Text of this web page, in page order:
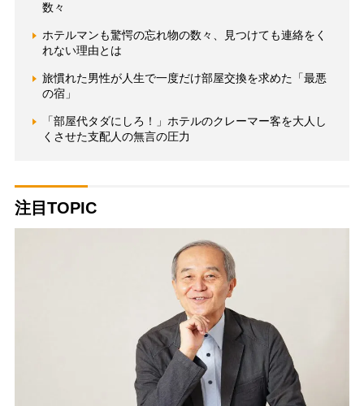
数々
ホテルマンも驚愕の忘れ物の数々、見つけても連絡をく
れない理由とは
旅慣れた男性が人生で一度だけ部屋交換を求めた「最悪
の宿」
「部屋代タダにしろ！」ホテルのクレーマー客を大人し
くさせた支配人の無言の圧力
注目TOPIC